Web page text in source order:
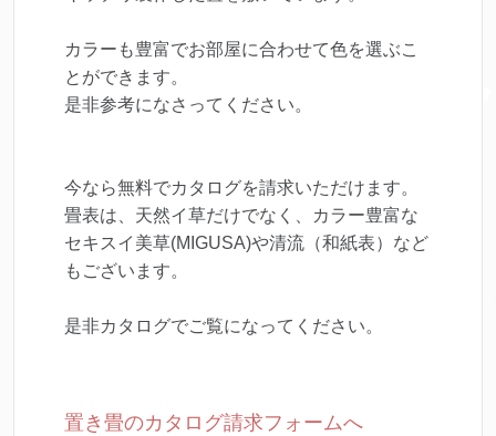
カラーも豊富でお部屋に合わせて色を選ぶこ
とができます。
是非参考になさってください。
今なら無料でカタログを請求いただけます。
畳表は、天然イ草だけでなく、カラー豊富な
セキスイ美草(MIGUSA)や清流（和紙表）など
もございます。
是非カタログでご覧になってください。
置き畳のカタログ請求フォームへ